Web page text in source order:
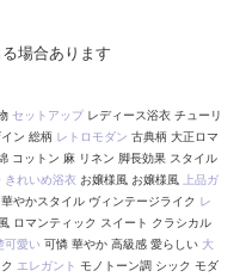
場合あります
セットアップ レディース浴衣 チューリ
ン 総柄 レトロモダン 古典柄 大正ロマ
コットン 麻 リネン 脚長効果 スタイル
きれいめ浴衣 お嬢様風 お嬢様風
上品ガ
華やかスタイル ヴィンテージライク レ
ロマンティック スイート クラシカル
可愛い 可憐 華やか 高級感 愛らしい 大
エレガント モノトーン調 シック モダ